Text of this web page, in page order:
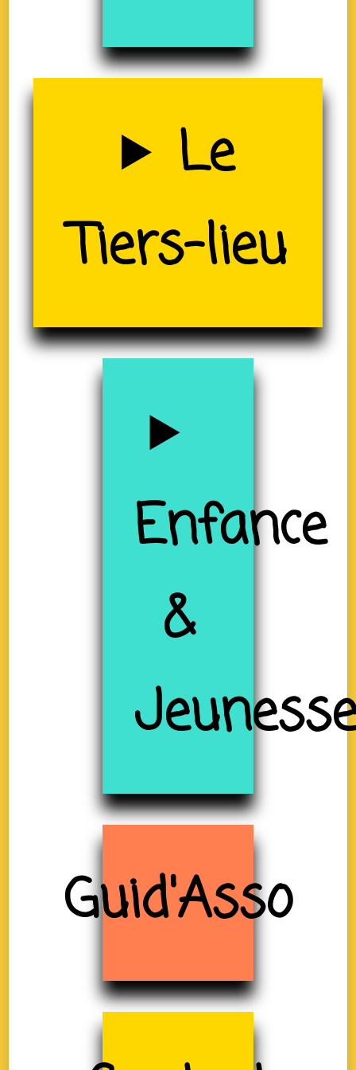
Uzerche
(19)
Le
Tiers-lieu
Enfance
&
Guid'Asso